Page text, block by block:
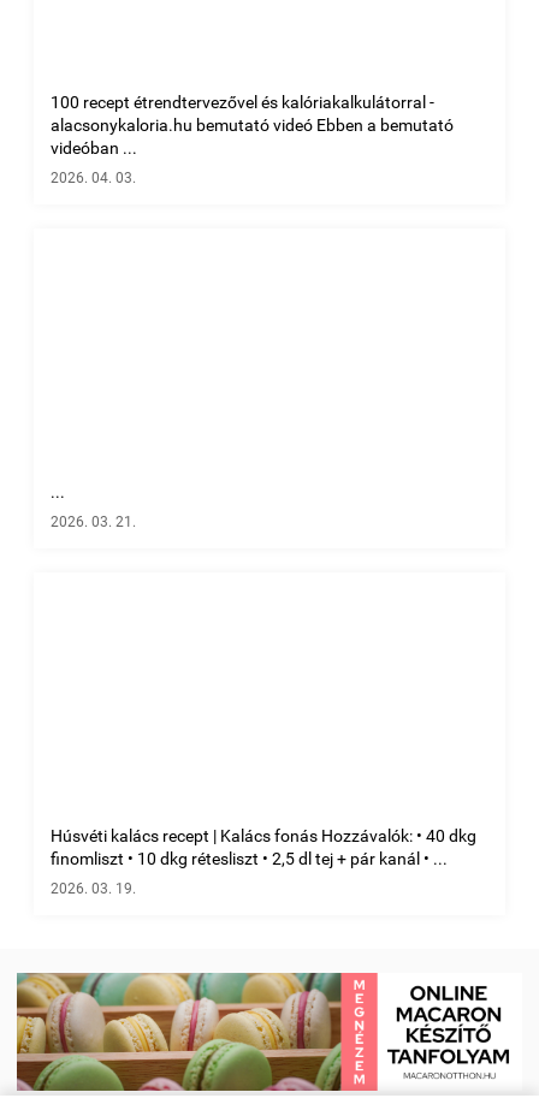
100 recept étrendtervezővel és kalóriakalkulátorral -
alacsonykaloria.hu bemutató videó Ebben a bemutató
videóban ...
2026. 04. 03.
...
2026. 03. 21.
Húsvéti kalács recept | Kalács fonás Hozzávalók: • 40 dkg
finomliszt • 10 dkg rétesliszt • 2,5 dl tej + pár kanál • ...
2026. 03. 19.